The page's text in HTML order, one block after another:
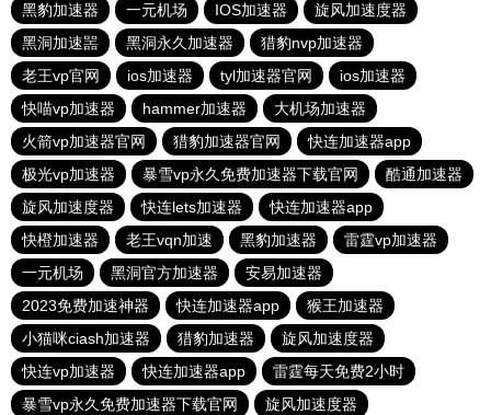
黑豹加速器
一元机场 IOS加速器
旋风加速度器
黑洞加速噐
黑洞永久加速器
猎豹nvp加速器
老王vp官网
ios加速器 tyl加速器官网
ios加速器
快喵vp加速器
hammer加速器
大机场加速器
火箭vp加速器官网
猎豹加速器官网
快连加速器app
极光vp加速器
暴雪vp永久免费加速器下载官网
酷通加速器
旋风加速度器
快连lets加速器
快连加速器app
快橙加速器
老王vqn加速 黑豹加速器
雷霆vp加速器
一元机场
黑洞官方加速器
安易加速器
2023免费加速神器
快连加速器app
猴王加速器
小猫咪ciash加速器
猎豹加速器
旋风加速度器
快连vp加速器
快连加速器app
雷霆每天免费2小时
暴雪vp永久免费加速器下载官网
旋风加速度器